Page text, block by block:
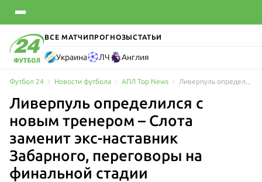
ВСЕ МАТЧИ ПРОГНОЗЫСТАТЬИ
Украина ЛЧ Англия
Футбол 24 Новости футбола АПЛ Top News
Ливерпуль определился с
новым тренером – Слота
заменит экс-наставник
Забарного, переговоры на
финальной стадии